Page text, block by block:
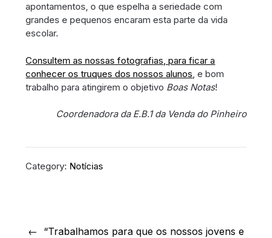
apontamentos, o que espelha a seriedade com
grandes e pequenos encaram esta parte da vida
escolar.
Consultem as nossas fotografias, para ficar a
conhecer os truques dos nossos alunos , e bom
trabalho para atingirem o objetivo Boas Notas!
Coordenadora da E.B.1 da Venda do Pinheiro
Category: Notícias
“Trabalhamos para que os nossos jovens e